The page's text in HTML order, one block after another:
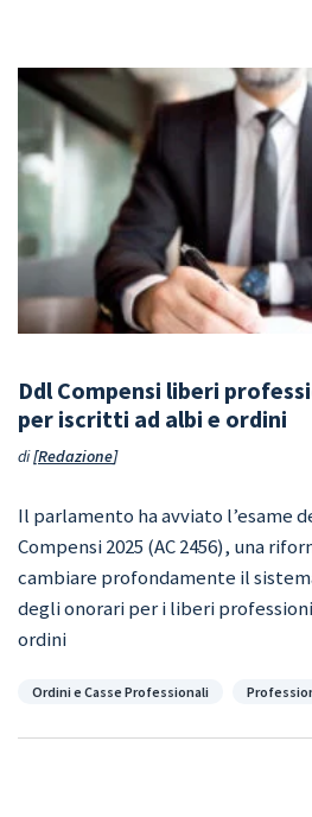
Ddl Compensi liberi
per iscritti ad albi e ordini
di Redazione
Il parlamento ha avviato l’esame
Compensi 2025 (AC 2456), una
cambiare profondamente il
degli onorari per i liberi
ordini
Categorie
Ordini e Casse Professionali